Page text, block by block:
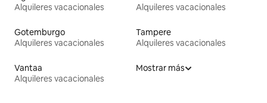
Alquileres vacacionales
Alquileres vacacionales
Gotemburgo
Alquileres vacacionales
Tampere
Alquileres vacacionales
Vantaa
Alquileres vacacionales
Mostrar más